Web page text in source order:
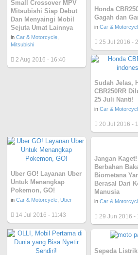
Small Crossover MPV
Mitsubishi Siap Debut
Dan Menyaingi Mobil
Sejuta Umat Lainnya
in Car & Motorcycle
Mitsubishi
2 Aug 2016 - 16:40
Honda
Gagah dan
in Car &
25 Jul 2016 -
Sudah Jelas,
CBR250RR
25 Juli Nanti!
in Car &
20 Jul 2016 -
Uber GO! Layanan Uber
Untuk Menangkap
Pokemon, GO!
in Car & Motorcycle Uber
14 Jul 2016 - 11:43
Jangan
Berbahan
Biometana
Berasal Dari
Manusia
in Car &
29 Jun 2016 -
Sepeda